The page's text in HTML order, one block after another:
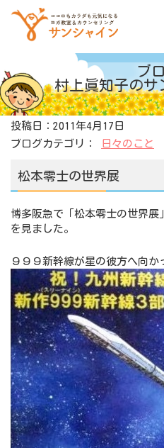
サンシャインについて
ヨガ
料金表
アクセス
お問合せ
ブ
村上眞知子のサ
投稿日：2011年4月17日
ブログカテゴリ：
日々のこと
松本零士の世界展
博多阪急で「松本零士の世界展」
を見ました。
９９９新幹線が星の彼方へ向か